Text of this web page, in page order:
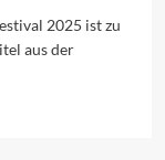
2025 ist zu
aus der